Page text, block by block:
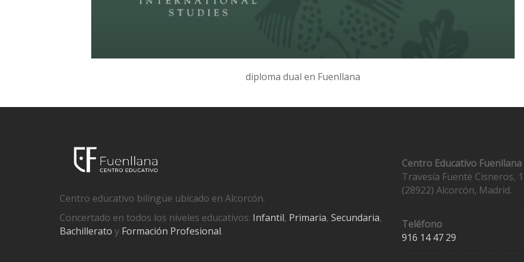
diploma dual en Fuenllana
Centro educativo bilingüe ubicado en Alcorcón.
Concertado en todos los niveles educativos: Infantil, Primaria, Secundaria,
Bachillerato y Formación Profesional.
Centro Educativo Fuenllana
Travesía Fuente Cisneros,
(28922) Alcorcón, Madrid.
Teléfono
916 14 47 29